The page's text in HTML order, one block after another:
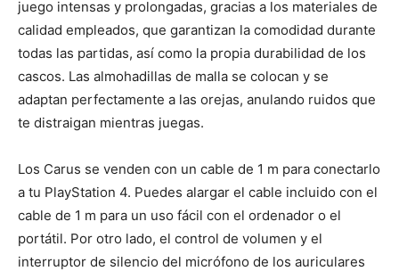
juego intensas y prolongadas, gracias a los materiales de
calidad empleados, que garantizan la comodidad durante
todas las partidas, así como la propia durabilidad de los
cascos. Las almohadillas de malla se colocan y se
adaptan perfectamente a las orejas, anulando ruidos que
te distraigan mientras juegas.
Los Carus se venden con un cable de 1 m para conectarlo
a tu PlayStation 4. Puedes alargar el cable incluido con el
cable de 1 m para un uso fácil con el ordenador o el
portátil. Por otro lado, el control de volumen y el
interruptor de silencio del micrófono de los auriculares